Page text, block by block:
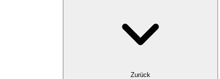
Zurück